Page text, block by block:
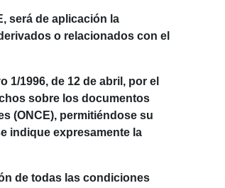
será de aplicación la
o relacionados con el
1/1996, de 12 de abril, por el
sobre los documentos
(ONCE), permitiéndose su
indique expresamente la
de todas las condiciones